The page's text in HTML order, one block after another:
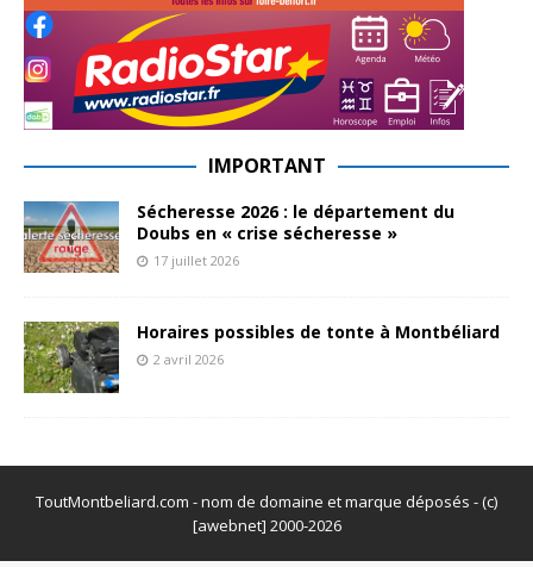
IMPORTANT
Sécheresse 2026 : le département du
Doubs en « crise sécheresse »
17 juillet 2026
Horaires possibles de tonte à Montbéliard
2 avril 2026
ToutMontbeliard.com - nom de domaine et marque déposés - (c)
[awebnet] 2000-2026